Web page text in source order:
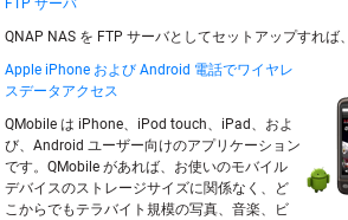
FTP サーバ
QNAP NAS を FTP サーバとしてセットアップすれ
Apple iPhone および Android 電話でワイヤレ
スデータアクセス
QMobile は iPhone、iPod touch、iPad、およ
び、Android ユーザー向けのアプリケーション
です。QMobile があれば、お使いのモバイル
デバイスのストレージサイズに関係なく、ど
こからでもテラバイト規模の写真、音楽、ビ